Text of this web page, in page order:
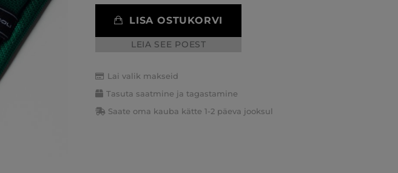
LISA OSTUKORVI
LEIA SEE POEST
Lai valik makseid
Tasuta saatmine ja tagastamine
Saate oma kauba kätte 1-2 päeva jooksul